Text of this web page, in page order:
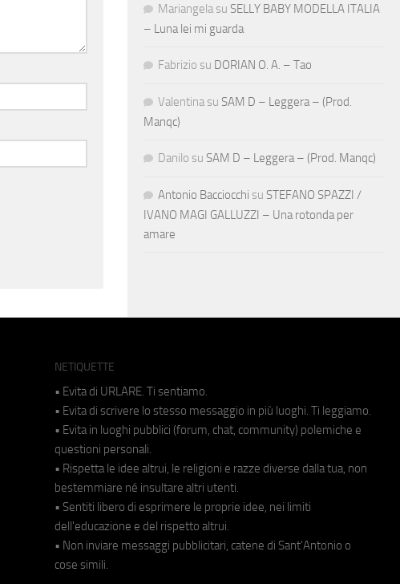
Mariangela su SELLY BABY MODELLA ITALIA
– Luna lei mi guarda
Fabrizio su DORIAN O. A. – Tao
Valentina su SAM D – Leggera – (Prod.
Manqc)
Danilo su SAM D – Leggera – (Prod. Manqc)
Antonio Bacciocchi su STEFANO SPAZZI /
IVANO MAGI GALLUZZI – Una rotonda per
amare
NETIQUETTE
• Evita di URLARE. Ti sentiamo.
• Evita di scrivere lo stesso messaggio in più luoghi. Ti leggiamo.
• Evita in luoghi pubblici (forum, chat, community) polemiche e
questioni personali.
• Rispetta le idee altrui, le religioni e razze diverse dalla tua, non
bestemmiare né insultare altri utenti.
• Sentiti libero di esprimere le proprie idee, nei limiti
dell'educazione e del rispetto altrui.
• Non inviare messaggi pubblicitari, catene di Sant'Antonio o
cose simili.